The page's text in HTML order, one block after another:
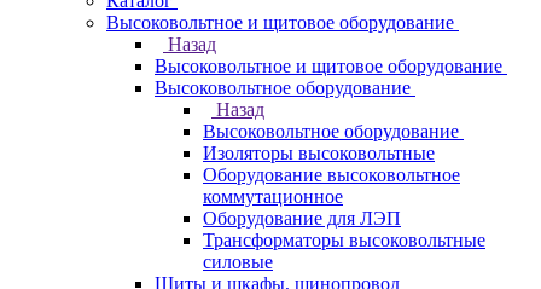
Высоковольтное и щитовое оборудование
Назад
Высоковольтное и щитовое оборудование
Высоковольтное оборудование
Назад
Высоковольтное оборудование
Изоляторы высоковольтные
Оборудование высоковольтное
коммутационное
Оборудование для ЛЭП
Трансформаторы высоковольтные
силовые
Щиты и шкафы, шинопровод